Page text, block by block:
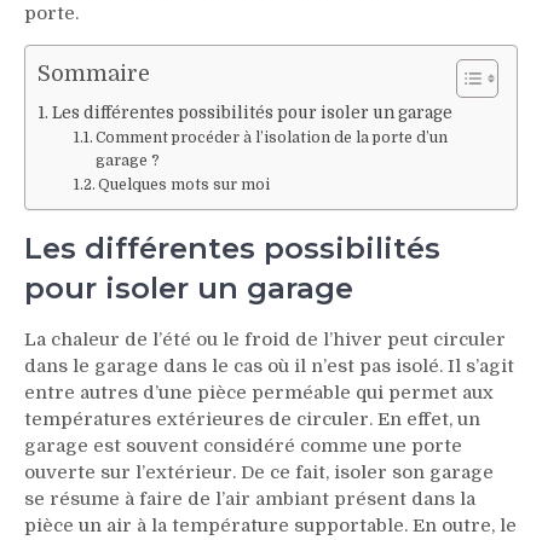
porte.
Sommaire
Les différentes possibilités pour isoler un garage
Comment procéder à l’isolation de la porte d’un
garage ?
Quelques mots sur moi
Les différentes possibilités
pour isoler un garage
La chaleur de l’été ou le froid de l’hiver peut circuler
dans le garage dans le cas où il n’est pas isolé. Il s’agit
entre autres d’une pièce perméable qui permet aux
températures extérieures de circuler. En effet, un
garage est souvent considéré comme une porte
ouverte sur l’extérieur. De ce fait, isoler son garage
se résume à faire de l’air ambiant présent dans la
pièce un air à la température supportable. En outre, le